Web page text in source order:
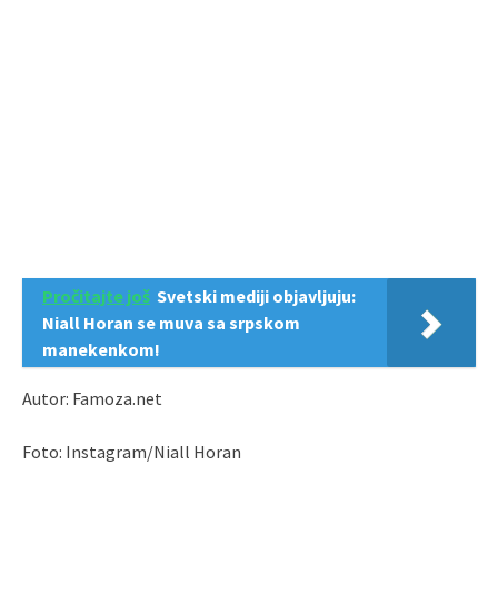
Pročitajte još Svetski mediji objavljuju:
Niall Horan se muva sa srpskom
manekenkom!
Autor: Famoza.net
Foto: Instagram/Niall Horan